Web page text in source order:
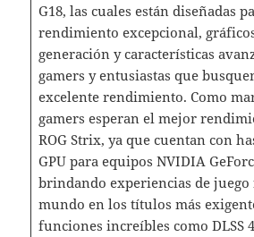
G18, las cuales están diseñadas
rendimiento excepcional,
generación y características
gamers y entusiastas que
excelente rendimiento. Como
gamers esperan el mejor
ROG Strix, ya que cuentan con
GPU para equipos NVIDIA
brindando experiencias de juego
mundo en los títulos más
funciones increíbles como DLSS